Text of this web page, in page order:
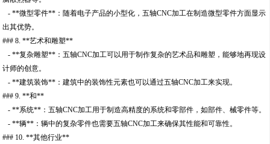
- **微型零件**：随着电子产品的小型化，五轴CNC加工在制造微型零件方面显示
出其优势。
### 8. **艺术和雕塑**
- **复杂雕塑**：五轴CNC加工可以用于制作复杂的艺术品和雕塑，能够地再现设
计师的创意。
- **建筑装饰**：建筑中的装饰性元素也可以通过五轴CNC加工来实现。
### 9. **和**
- **系统**：五轴CNC加工用于制造高精度的系统和零部件，如部件、械零件等。
- **辆**：辆中的复杂零件也需要五轴CNC加工来确保其性能和可靠性。
### 10. **其他行业**